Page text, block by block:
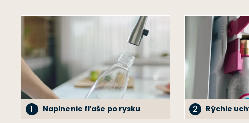
1 Naplnenie fľaše po rysku 2 Rýchle